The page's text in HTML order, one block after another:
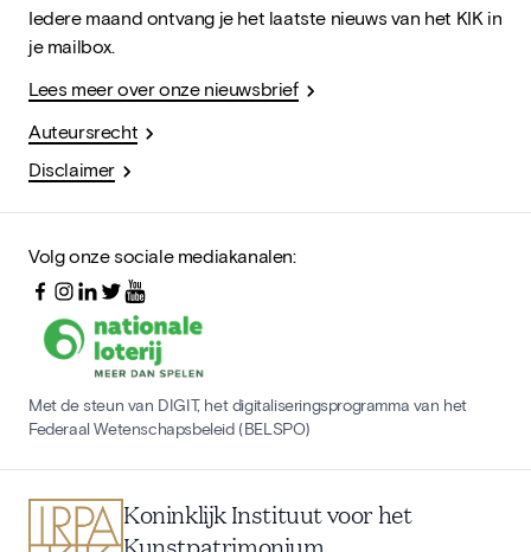
Iedere maand ontvang je het laatste nieuws van het KIK in
je mailbox.
Lees meer over onze nieuwsbrief
Auteursrecht
Disclaimer
Volg onze sociale mediakanalen:
Met de steun van DIGIT, het digitaliseringsprogramma van het
Federaal Wetenschapsbeleid (BELSPO)
Koninklijk Instituut voor het